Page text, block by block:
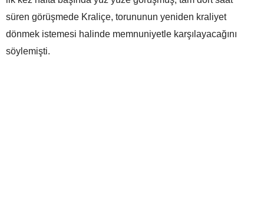
süren görüşmede Kraliçe, torununun yeniden kraliyet
dönmek istemesi halinde memnuniyetle karşılayacağını
söylemişti.